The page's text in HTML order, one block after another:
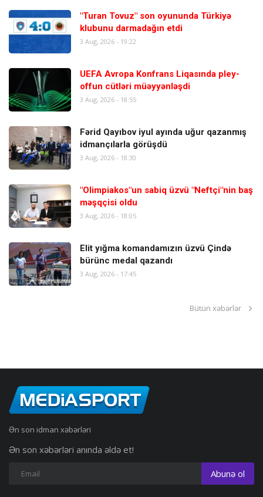
"Turan Tovuz" son oyununda Türkiyə
klubunu darmadağın etdi
3 Aug, 2026 - 19:22
UEFA Avropa Konfrans Liqasında pley-
offun cütləri müəyyənləşdi
3 Aug, 2026 - 18:55
Fərid Qayıbov iyul ayında uğur qazanmış
idmançılarla görüşdü
3 Aug, 2026 - 18:30
"Olimpiakos"un sabiq üzvü "Neftçi"nin baş
məşqçisi oldu
3 Aug, 2026 - 18:05
Elit yığma komandamızın üzvü Çində
bürünc medal qazandı
3 Aug, 2026 - 17:45
Bütün xəbərlər
Ən son idman xəbərləri
Ən son xəbərləri anında əldə et!
Abunə ol